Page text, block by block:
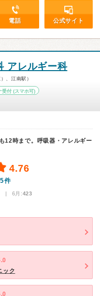
電話 公式サイト
アレルギー科
、江南駅）
受付 (スマホ可)
12時まで。呼吸器・アレルギー
4.76
件
| 6月:423
ック